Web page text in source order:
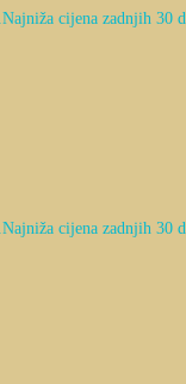
Najniža cijena zadnjih 30
Najniža cijena zadnjih 30